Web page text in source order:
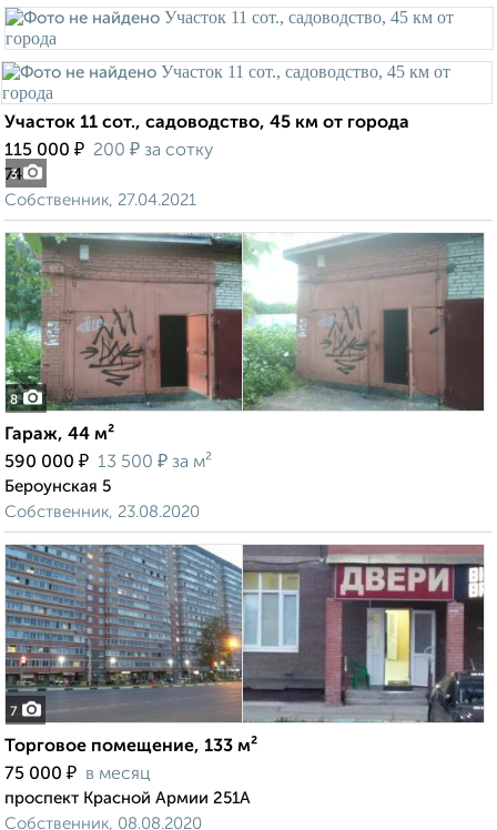
3
Участок 11 сот., садоводство, 45 км от города
115 000 ₽ 200 ₽ за сотку
74
Собственник, 27.04.2021
8
Гараж, 44 м²
590 000 ₽ 13 500 ₽ за м²
Бероунская 5
Собственник, 23.08.2020
7
Торговое помещение, 133 м²
75 000 ₽ в месяц
проспект Красной Армии 251А
Собственник, 08.08.2020